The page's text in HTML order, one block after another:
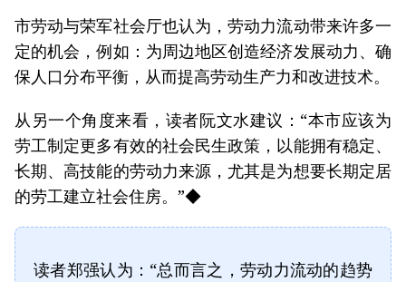
市劳动与荣军社会厅也认为，劳动力流动带来许多一
定的机会，例如：为周边地区创造经济发展动力、确
保人口分布平衡，从而提高劳动生产力和改进技术。
从另一个角度来看，读者阮文水建议：“本市应该为
劳工制定更多有效的社会民生政策，以能拥有稳定、
长期、高技能的劳动力来源，尤其是为想要长期定居
的劳工建立社会住房。”◆
读者郑强认为：“总而言之，劳动力流动的趋势